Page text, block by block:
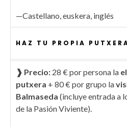
—Castellano, euskera, inglés
HAZ TU PROPIA
❱ Precio: 28 € por persona la
putxera + 80 € por grupo la
Balmaseda (incluye entrada a
de la Pasión Viviente).